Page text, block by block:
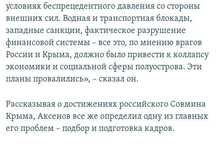
условиях беспрецедентного давления со стороны
внешних сил. Водная и транспортная блокады,
западные санкции, фактическое разрушение
финансовой системы – все это, по мнению врагов
России и Крыма, должно было привести к коллапсу
экономики и социальной сферы полуострова. Эти
планы провалились», – сказал он.
Рассказывая о достижениях российского Совмина
Крыма, Аксенов все же определил одну из главных
его проблем – подбор и подготовка кадров.